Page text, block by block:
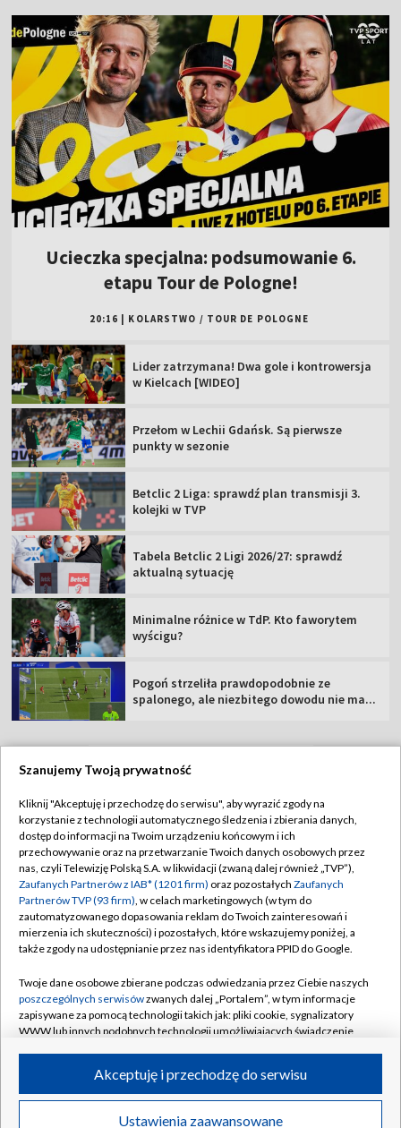
Ucieczka specjalna: podsumowanie 6.
etapu Tour de Pologne!
20:16 KOLARSTWO / TOUR DE POLOGNE
Lider zatrzymana! Dwa gole i kontrowersja
w Kielcach [WIDEO]
Przełom w Lechii Gdańsk. Są pierwsze
punkty w sezonie
Betclic 2 Liga: sprawdź plan transmisji 3.
kolejki w TVP
Tabela Betclic 2 Ligi 2026/27: sprawdź
aktualną sytuację
Minimalne różnice w TdP. Kto faworytem
wyścigu?
Pogoń strzeliła prawdopodobnie ze
spalonego, ale niezbitego dowodu nie ma...
Abonament TVP
Sklep TVP
Biuro Reklamy
Oferta Handlowa
Telegazeta ogłoszenia
Rada Programowa
Ogłoszenia przetargowe
Akademia Telewizyjna
Informacje o nadawcy
Regulamin TVP
Polityka prywatności
Moje zgody
Biuro reklamy
Kontakt
Kanały
©2026 Telewizja Polska Spółka Akcyjna w likwidacji
Szanujemy Twoją prywatność
Kliknij "Akceptuję i przechodzę do serwisu", aby wyrazić zgody na
korzystanie z technologii automatycznego śledzenia i zbierania danych,
dostęp do informacji na Twoim urządzeniu końcowym i ich
przechowywanie oraz na przetwarzanie Twoich danych osobowych przez
nas, czyli Telewizję Polską S.A. w likwidacji (zwaną dalej również „TVP”),
Zaufanych Partnerów z IAB* (1201 firm) oraz pozostałych Zaufanych
Partnerów TVP (93 firm), w celach marketingowych (w tym do
zautomatyzowanego dopasowania reklam do Twoich zainteresowań i
mierzenia ich skuteczności) i pozostałych, które wskazujemy poniżej, a
także zgody na udostępnianie przez nas identyfikatora PPID do Google.
Twoje dane osobowe zbierane podczas odwiedzania przez Ciebie naszych
poszczególnych serwisówzwanych dalej „Portalem”, w tym informacje
zapisywane za pomocą technologii takich jak: pliki cookie, sygnalizatory
WWW lub innych podobnych technologii umożliwiających świadczenie
ruchu w Internecie.
Twoje dane osobowe zbierane podczas odwiedzania przez Ciebie
Ustawienia zaawansowane
Akceptuję i przechodzę do serwisu